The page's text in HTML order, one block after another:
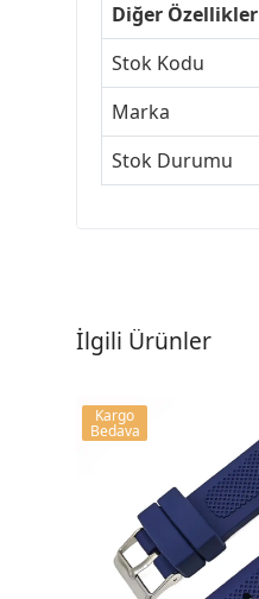
Diğer Özellikler
Stok Kodu
Marka
Stok Durumu
İlgili Ürünler
Kargo
Bedava